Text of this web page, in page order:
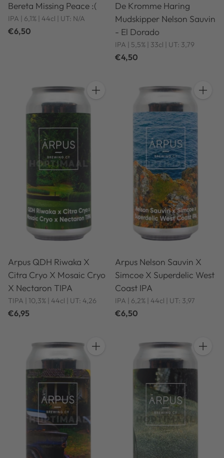
Bereta Missing Peace :(
IPA | 6,1% | 44cl | UT: N/A
€6,50
De Kromme Haring
Mudskipper Nelson Sauvin
- El Dorado
IPA | 5,5% | 33cl | UT: 3,79
€4,50
Arpus QDH Riwaka X
Citra Cryo X Mosaic Cryo
X Nectaron TIPA
TIPA | 10,3% | 44cl | UT: 4,26
€6,95
Arpus Nelson Sauvin X
Simcoe X Superdelic West
Coast IPA
IPA | 6,2% | 44cl | UT: 3,97
€6,50